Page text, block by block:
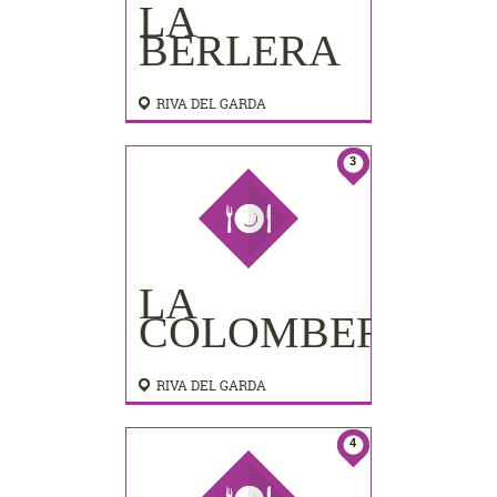
LA
BERLERA
RIVA DEL GARDA
3
LA
COLOMBERA
RIVA DEL GARDA
4